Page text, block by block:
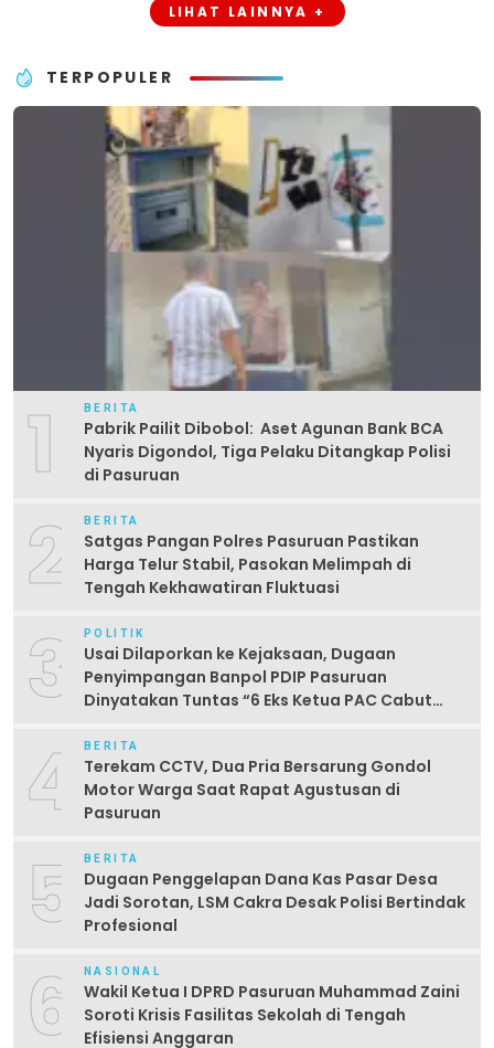
LIHAT LAINNYA +
TERPOPULER
1 BERITA
Pabrik Pailit Dibobol: Aset Agunan Bank BCA
Nyaris Digondol, Tiga Pelaku Ditangkap Polisi
di Pasuruan
2 BERITA
Satgas Pangan Polres Pasuruan Pastikan
Harga Telur Stabil, Pasokan Melimpah di
Tengah Kekhawatiran Fluktuasi
3 POLITIK
Usai Dilaporkan ke Kejaksaan, Dugaan
Penyimpangan Banpol PDIP Pasuruan
Dinyatakan Tuntas “6 Eks Ketua PAC Cabut
4 BERITA
Terekam CCTV, Dua Pria Bersarung Gondol
Motor Warga Saat Rapat Agustusan di
Pasuruan
5 BERITA
Dugaan Penggelapan Dana Kas Pasar Desa
Jadi Sorotan, LSM Cakra Desak Polisi Bertindak
Profesional
6 NASIONAL
Wakil Ketua I DPRD Pasuruan Muhammad Zaini
Soroti Krisis Fasilitas Sekolah di Tengah
Efisiensi Anggaran